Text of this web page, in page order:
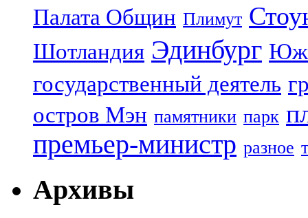
Палата Общин Плимут
Шотландия Эдинбург
государственный деятель
остров Мэн памятники парк
премьер-министр разное
Архивы